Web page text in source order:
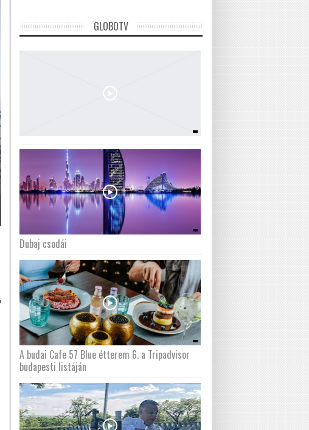
GLOBOTV
Dubaj csodái
A budai Cafe 57 Blue étterem 6. a Tripadvisor
budapesti listáján